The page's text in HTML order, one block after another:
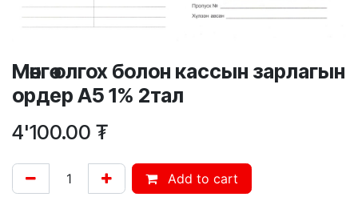
Мөнгө олгох болон кассын зарлагын
ордер А5 1% 2тал
4'100.00 ₮
Add to cart